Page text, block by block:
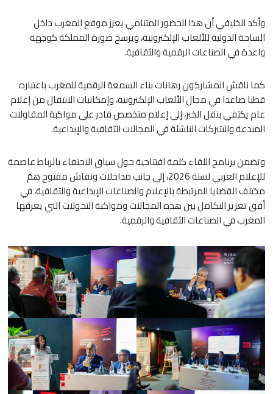
وأكد الخليفي أن هذا الحضور المتنامي يعزز موقع المغرب داخل
الساحة الدولية للألعاب الإلكترونية، ويرسخ صورة المملكة كوجهة
واعدة في الصناعات الرقمية والثقافية.
كما ناقش المشاركون رهانات بناء السمعة الرقمية للمغرب باعتباره
قطبا صاعدا في مجال الألعاب الإلكترونية، وإمكانيات الانتقال من إعلام
عام يكتفي بنقل الخبر، إلى إعلام متخصص قادر على مواكبة المقاولات
المبدعة والشركات الناشئة في المجالات الثقافية والإبداعية.
وتضمن برنامج اللقاء كلمة افتتاحية حول سياق الاحتفاء بالرباط عاصمة
للإعلام العربي لسنة 2026، إلى جانب مداخلات ونقاش مفتوح همّ
مختلف القضايا المرتبطة بالإعلام والصناعات الإبداعية والثقافية، في
أفق تعزيز التكامل بين هذه المجالات ومواكبة التحولات التي يعرفها
المغرب في الصناعات الثقافية والرقمية.